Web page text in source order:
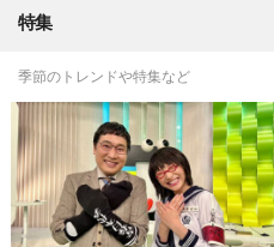
特集
季節のトレンドや特集など